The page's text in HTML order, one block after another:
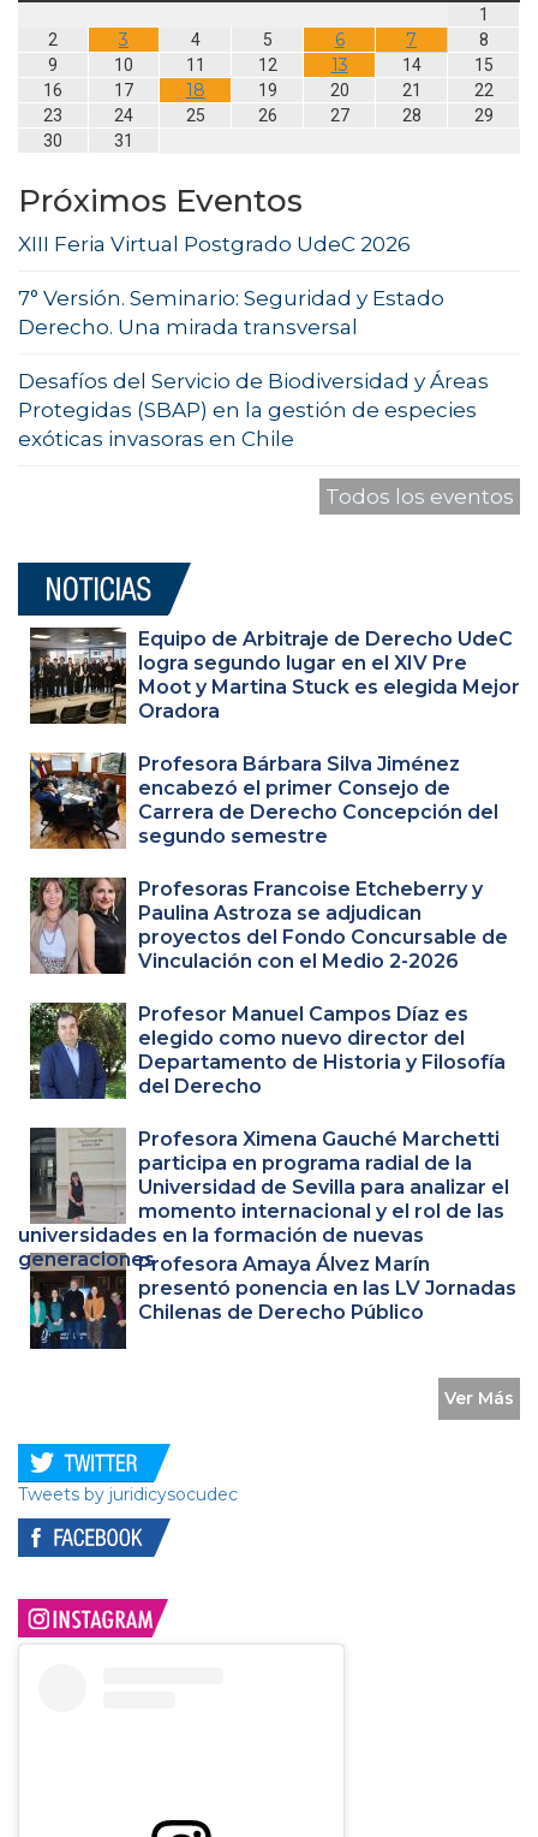
1
2
3 4 5 6 7
8
9
10 11 12 13 14
15
16
17 18 19 20 21
22
23
24 25 26 27 28
29
30
31
Próximos Eventos
XIII Feria Virtual Postgrado UdeC 2026
7° Versión. Seminario: Seguridad y Estado
Derecho. Una mirada transversal
Desafíos del Servicio de Biodiversidad y Áreas
Protegidas (SBAP) en la gestión de especies
exóticas invasoras en Chile
Todos los eventos
Equipo de Arbitraje de Derecho UdeC
logra segundo lugar en el XIV Pre
Moot y Martina Stuck es elegida Mejor
Oradora
Profesora Bárbara Silva Jiménez
encabezó el primer Consejo de
Carrera de Derecho Concepción del
segundo semestre
Profesoras Francoise Etcheberry y
Paulina Astroza se adjudican
proyectos del Fondo Concursable de
Vinculación con el Medio 2-2026
Profesor Manuel Campos Díaz es
elegido como nuevo director del
Departamento de Historia y Filosofía
del Derecho
Profesora Ximena Gauché Marchetti
participa en programa radial de la
Universidad de Sevilla para analizar el
momento internacional y el rol de las
universidades en la formación de nuevas
generacionesProfesora Amaya Álvez Marín
presentó ponencia en las LV Jornadas
Chilenas de Derecho Público
Ver Más
Tweets by juridicysocudec